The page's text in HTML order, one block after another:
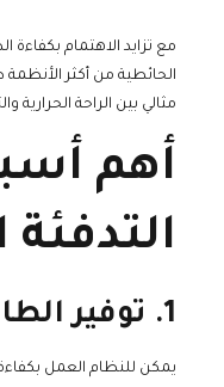
مع تزايد الاهتمام بكفاءة
الحائطية من أكثر
مثالي بين الراحة الحرارية
أهم
1. توفير الطاقة
يمكن للنظام العمل